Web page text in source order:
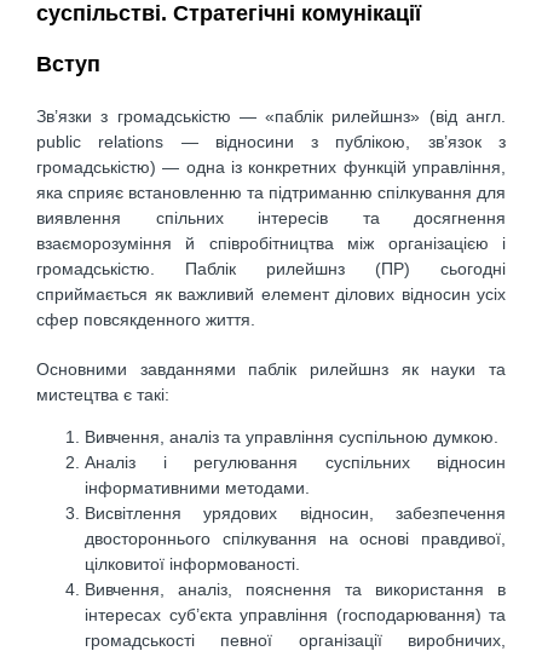
суспільстві. Стратегічні комунікації
Вступ
Зв’язки з громадськістю — «паблік рилейшнз» (від англ.
public relations — відносини з публікою, зв’язок з
громадськістю) — одна із конкретних функцій управління,
яка сприяє встановленню та підтриманню спілкування для
виявлення спільних інтересів та досягнення
взаєморозуміння й співробітництва між організацією і
громадськістю. Паблік рилейшнз (ПР) сьогодні
сприймається як важливий елемент ділових відносин усіх
сфер повсякденного життя.
Основними завданнями паблік рилейшнз як науки та
мистецтва є такі:
Вивчення, аналіз та управління суспільною думкою.
Аналіз і регулювання суспільних відносин
інформативними методами.
Висвітлення урядових відносин, забезпечення
двостороннього спілкування на основі правдивої,
цілковитої інформованості.
Вивчення, аналіз, пояснення та використання в
інтересах суб’єкта управління (господарювання) та
громадськості певної організації виробничих,